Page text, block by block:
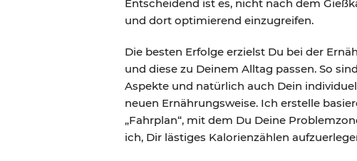
Entscheidend ist es, nicht nach dem
und dort optimierend einzugreifen.
Die besten Erfolge erzielst Du bei der
und diese zu Deinem Alltag passen. So
Aspekte und natürlich auch Dein
neuen Ernährungsweise. Ich erstelle
„Fahrplan“, mit dem Du Deine
ich, Dir lästiges Kalorienzählen